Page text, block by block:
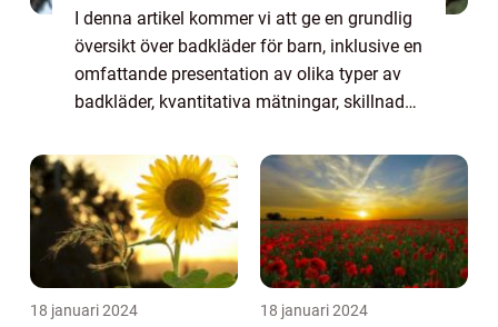
I denna artikel kommer vi att ge en grundlig
översikt över badkläder för barn, inklusive en
omfattande presentation av olika typer av
badkläder, kvantitativa mätningar, skillnader
genomgång av för- och nackdela...
18 januari 2024 18 januari 2024